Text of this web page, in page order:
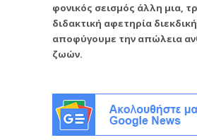
φονικός σεισμός άλλη μια,
διδακτική αφετηρία
αποφύγουμε την απώλεια
ζωών.